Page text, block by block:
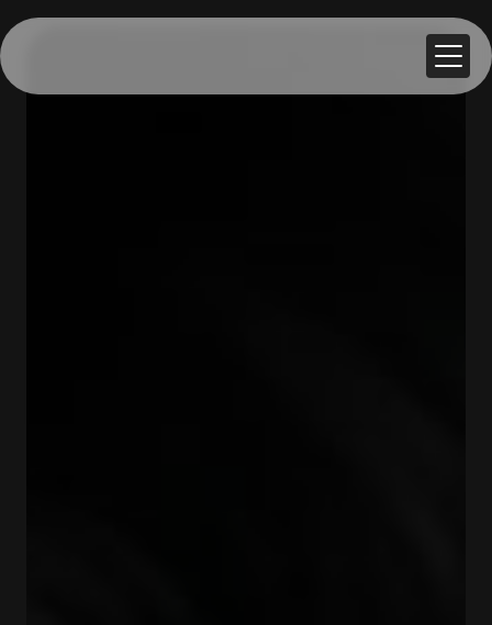
Panneau de gestion des cookies